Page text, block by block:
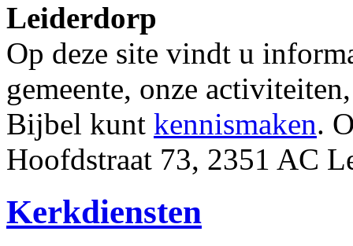
Leiderdorp
Op deze site vindt u
gemeente, onze
Bijbel kunt kennismaken.
Hoofdstraat 73, 2351 AC
Kerkdiensten